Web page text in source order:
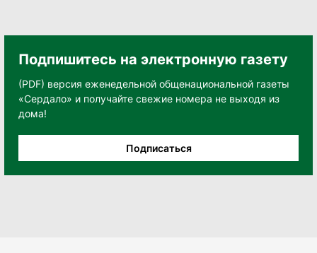
Подпишитесь на электронную газету
(PDF) версия еженедельной общенациональной газеты
«Сердало» и получайте свежие номера не выходя из
дома!
Подписаться